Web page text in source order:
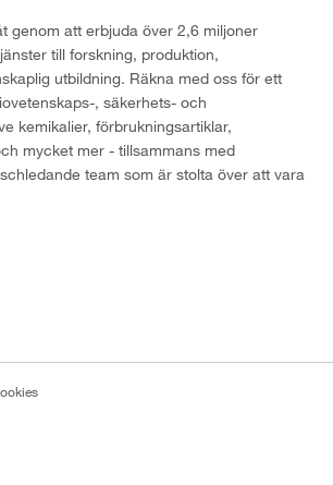
genom att erbjuda över 2,6 miljoner
till forskning, produktion,
utbildning. Räkna med oss för ett
, säkerhets- och
kemikalier, förbrukningsartiklar,
mycket mer - tillsammans med
team som är stolta över att vara